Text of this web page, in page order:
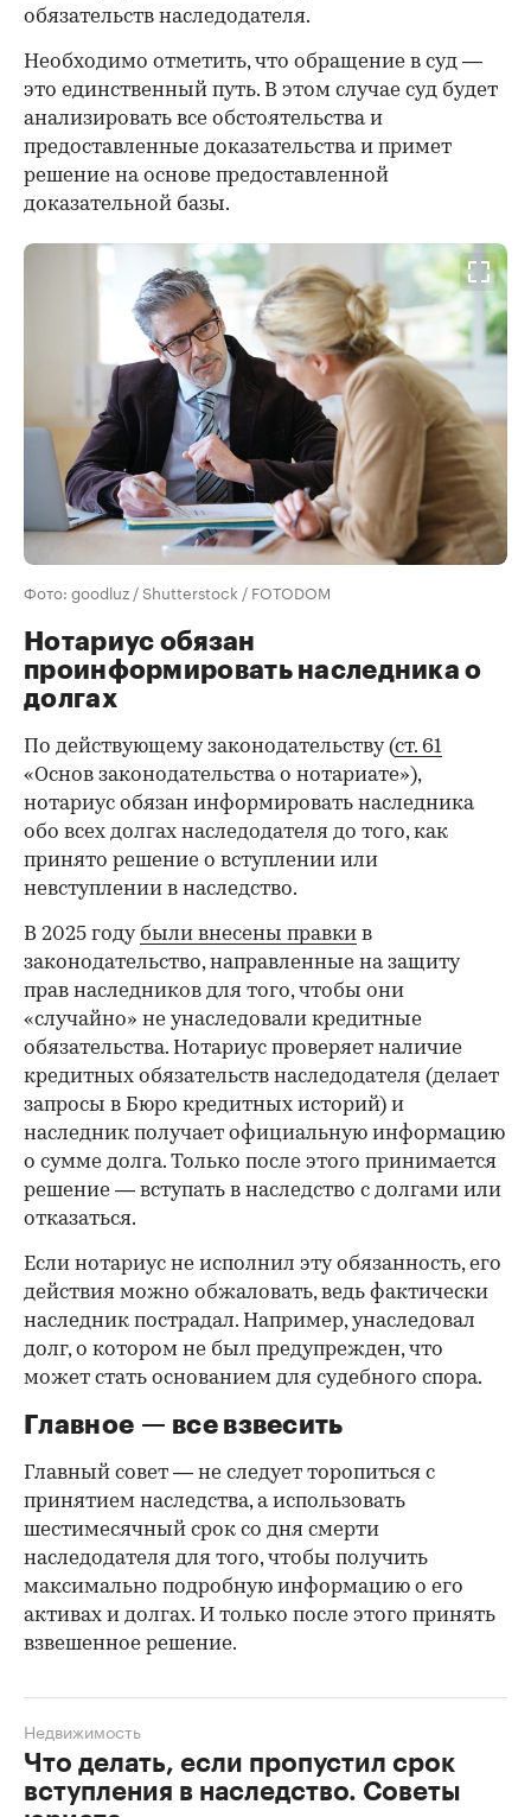
обязательств наследодателя.
Необходимо отметить, что обращение в суд —
это единственный путь. В этом случае суд будет
анализировать все обстоятельства и
предоставленные доказательства и примет
решение на основе предоставленной
доказательной базы.
Фото: goodluz / Shutterstock / FOTODOM
Нотариус обязан
проинформировать наследника о
долгах
По действующему законодательству (ст. 61
«Основ законодательства о нотариате»),
нотариус обязан информировать наследника
обо всех долгах наследодателя до того, как
принято решение о вступлении или
невступлении в наследство.
В 2025 году были внесены правки в
законодательство, направленные на защиту
прав наследников для того, чтобы они
«случайно» не унаследовали кредитные
обязательства. Нотариус проверяет наличие
кредитных обязательств наследодателя (делает
запросы в Бюро кредитных историй) и
наследник получает официальную информацию
о сумме долга. Только после этого принимается
решение — вступать в наследство с долгами или
отказаться.
Если нотариус не исполнил эту обязанность, его
действия можно обжаловать, ведь фактически
наследник пострадал. Например, унаследовал
долг, о котором не был предупрежден, что
может стать основанием для судебного спора.
Главное — все взвесить
Главный совет — не следует торопиться с
принятием наследства, а использовать
шестимесячный срок со дня смерти
наследодателя для того, чтобы получить
максимально подробную информацию о его
активах и долгах. И только после этого принять
взвешенное решение.
Что делать, если пропустил срок
вступления в наследство. Советы
Недвижимость